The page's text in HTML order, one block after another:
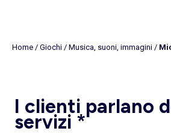
Home / Giochi / Musica, suoni, immagini /
I clienti parlano
servizi *